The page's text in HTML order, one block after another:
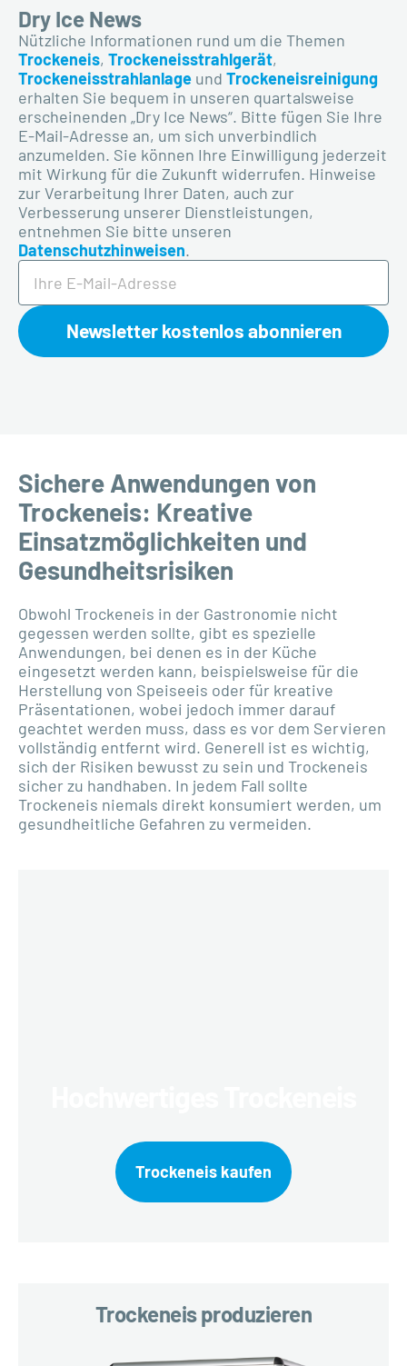
Dry Ice News
Nützliche Informationen rund um die Themen
Trockeneis, Trockeneisstrahlgerät,
Trockeneisstrahlanlage und Trockeneisreinigung
erhalten Sie bequem in unseren quartalsweise
erscheinenden „Dry Ice News“. Bitte fügen Sie Ihre
E-Mail-Adresse an, um sich unverbindlich
anzumelden. Sie können Ihre Einwilligung jederzeit
mit Wirkung für die Zukunft widerrufen. Hinweise
zur Verarbeitung Ihrer Daten, auch zur
Verbesserung unserer Dienstleistungen,
entnehmen Sie bitte unseren
Datenschutzhinweisen.
Newsletter kostenlos abonnieren
Sichere Anwendungen von
Trockeneis: Kreative
Einsatzmöglichkeiten und
Gesundheitsrisiken
Obwohl Trockeneis in der Gastronomie nicht
gegessen werden sollte, gibt es spezielle
Anwendungen, bei denen es in der Küche
eingesetzt werden kann, beispielsweise für die
Herstellung von Speiseeis oder für kreative
Präsentationen, wobei jedoch immer darauf
geachtet werden muss, dass es vor dem Servieren
vollständig entfernt wird. Generell ist es wichtig,
sich der Risiken bewusst zu sein und Trockeneis
sicher zu handhaben. In jedem Fall sollte
Trockeneis niemals direkt konsumiert werden, um
gesundheitliche Gefahren zu vermeiden.
Trockeneis kaufen
Trockeneis produzieren